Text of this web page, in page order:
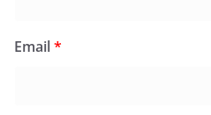
Email*